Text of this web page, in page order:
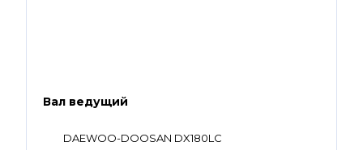
Вал ведущий
DAEWOO-DOOSAN DX180LC